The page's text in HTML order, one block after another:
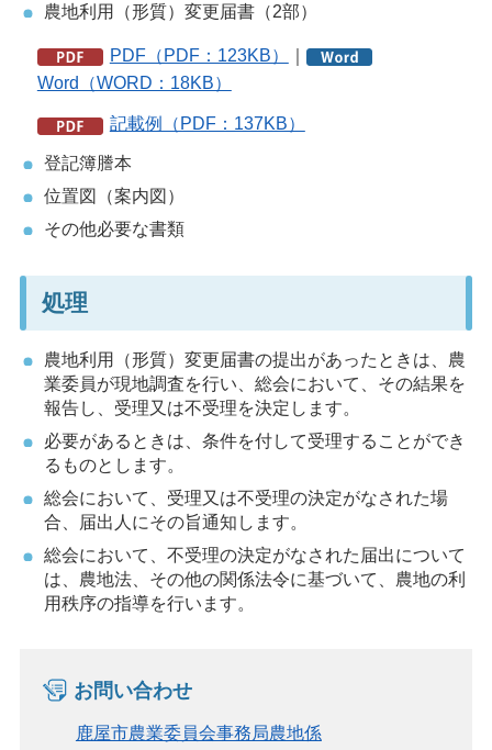
農地利用（形質）変更届書（2部）
PDF（PDF：123KB）
Word（WORD：18KB）
記載例（PDF：137KB）
登記簿謄本
位置図（案内図）
その他必要な書類
処理
農地利用（形質）変更届書の提出があったときは、農
業委員が現地調査を行い、総会において、その結果を
報告し、受理又は不受理を決定します。
必要があるときは、条件を付して受理することができ
るものとします。
総会において、受理又は不受理の決定がなされた場
合、届出人にその旨通知します。
総会において、不受理の決定がなされた届出について
は、農地法、その他の関係法令に基づいて、農地の利
用秩序の指導を行います。
お問い合わせ
鹿屋市農業委員会事務局農地係